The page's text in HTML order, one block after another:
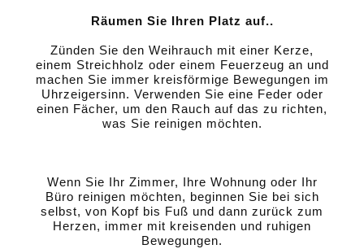
Räumen Sie Ihren Platz auf..
Zünden Sie den Weihrauch mit einer Kerze,
einem Streichholz oder einem Feuerzeug an und
machen Sie immer kreisförmige Bewegungen im
Uhrzeigersinn. Verwenden Sie eine Feder oder
einen Fächer, um den Rauch auf das zu richten,
was Sie reinigen möchten.
Wenn Sie Ihr Zimmer, Ihre Wohnung oder Ihr
Büro reinigen möchten, beginnen Sie bei sich
selbst, von Kopf bis Fuß und dann zurück zum
Herzen, immer mit kreisenden und ruhigen
Bewegungen.